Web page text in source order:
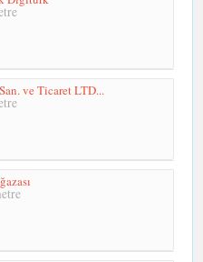
ve Ticaret LTD...